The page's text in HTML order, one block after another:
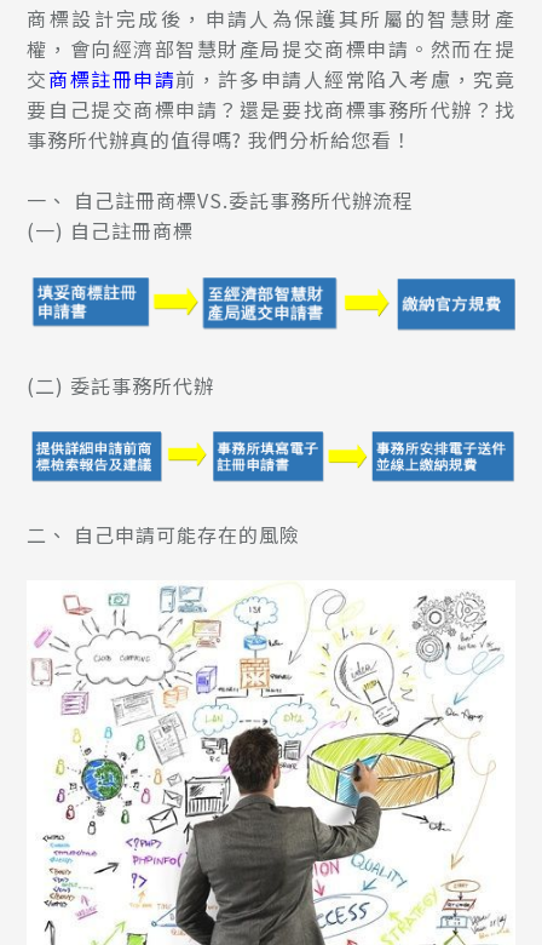
商標設計完成後，申請人為保護其所屬的智慧財產
權，會向經濟部智慧財產局提交商標申請。然而在提
交商標註冊申請前，許多申請人經常陷入考慮，究竟
要自己提交商標申請？還是要找商標事務所代辦？找
事務所代辦真的值得嗎? 我們分析給您看！
一、 自己註冊商標VS.委託事務所代辦流程
(一) 自己註冊商標
(二) 委託事務所代辦
二、 自己申請可能存在的風險